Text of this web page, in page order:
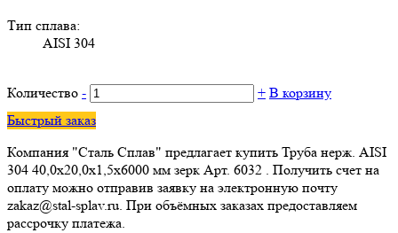
Тип сплава:
AISI 304
Количество - + В корзину
Быстрый заказ
Компания "Сталь Сплав" предлагает купить Труба нерж. AISI
304 40,0х20,0х1,5х6000 мм зерк Арт. 6032 . Получить счет на
оплату можно отправив заявку на электронную почту
zakaz@stal-splav.ru. При объёмных заказах предоставляем
рассрочку платежа.